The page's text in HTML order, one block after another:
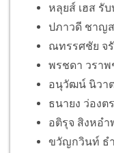
หลุยส์ เฮส รั
ปภาวดี ชาญ
ณทรรศชัย จ
พรชดา วรา
อนุวัฒน์ นิวา
ธนายง ว่องต
อติรุจ สิงหอ
ขวัญกวินท์ ธำ